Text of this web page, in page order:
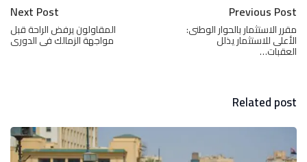
Previous Post
مقرر الاستثمار بالحوار الوطنى:
الأعلى للاستثمار يذلل
العقبات…
Next Post
المقاولون يرفض الراحة قبل
مواجهة الزمالك فى الدورى
Related post